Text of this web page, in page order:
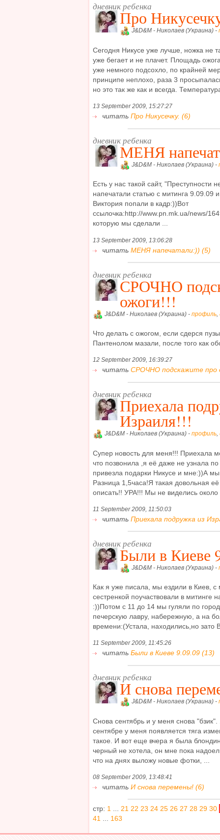
дневник ребенка
Про
J&D&M - Николаев (Украина) -
Сегодня Никусе уже лучше, ножка не
уже бегает и не плачет. Площадь
уже немного подсохло, по крайней
принципе неплохо, раза 3
но это так же как и всегда.
13 September 2009, 15:27:27
читать Про Никусечку. (6)
дневник ребенка
МЕНЯ
J&D&M - Николаев (Украина) -
Есть у нас такой сайт, "Преступности
напечатали статью с митинга 9.09.09
Виктория попали в кадр:))Вот
ссылочка:http://www.pn.mk.ua/news/
которую мы сделали ...
13 September 2009, 13:06:28
читать МЕНЯ напечатали:)) (5)
дневник ребенка
СРОЧНО
ожоги!!!
J&D&M - Николаев (Украина) - профиль
Что делать с ожогом, если сдерся
Пантенолом мазали, после того как
12 September 2009, 16:39:27
читать СРОЧНО подскажите про
дневник ребенка
Приехала
Израиля!!!
J&D&M - Николаев (Украина) - профиль,
Супер новость для меня!!! Приехала
что позвонила ,я её даже не узнала по
привезла подарки Никусе и мне:))А
Разница 1,5часа!Я такая довольная
описать!! УРА!!! Мы не виделись около
11 September 2009, 11:50:03
читать Приехала подружка из
дневник ребенка
Были в Киеве
J&D&M - Николаев (Украина) -
Как я уже писала, мы ездили в Киев,
сестренкой поучаствовали в
:))Потом с 11 до 14 мы гуляли по
печерскую лавру, набережную, а на
времени:(Устала, находились,но зато
11 September 2009, 11:45:26
читать Были в Киеве 9.09.09 (13)
дневник ребенка
И снова
J&D&M - Николаев (Украина) -
Снова сентябрь и у меня снова
сентябре у меня появляется тяга
такое. И вот еще вчера я была
черный не хотела, он мне пока
что на днях выложу новые фотки, ...
08 September 2009, 13:48:41
читать И снова перемены! (6)
стр: 1 21 22 23 24 25 26 27 28 29 30
41
163